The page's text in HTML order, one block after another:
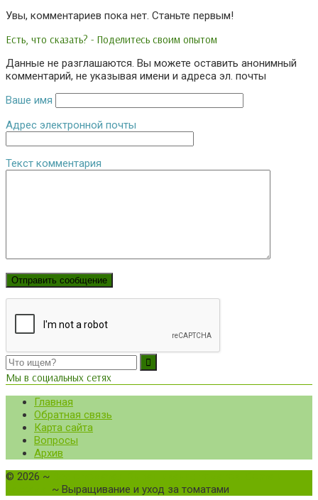
Увы, комментариев пока нет. Станьте первым!
Есть, что сказать? - Поделитесь своим опытом
Данные не разглашаются. Вы можете оставить анонимный
комментарий, не указывая имени и адреса эл. почты
Ваше имя
Адрес электронной почты
Текст комментария
Мы в социальных сетях
Главная
Обратная связь
Карта сайта
Вопросы
Архив
© 2026 ~
~ Выращивание и уход за томатами